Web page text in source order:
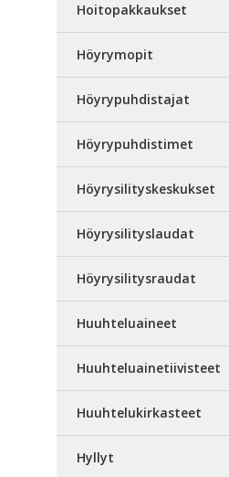
Hoitopakkaukset
Höyrymopit
Höyrypuhdistajat
Höyrypuhdistimet
Höyrysilityskeskukset
Höyrysilityslaudat
Höyrysilitysraudat
Huuhteluaineet
Huuhteluainetiivisteet
Huuhtelukirkasteet
Hyllyt